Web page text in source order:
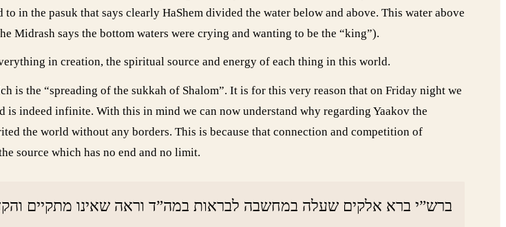
in the pasuk that says clearly HaShem divided the water below and above. This water above
Midrash says the bottom waters were crying and wanting to be the “king”).
in creation, the spiritual source and energy of each thing in this world.
is the “spreading of the sukkah of Shalom”. It is for this very reason that on Friday night we
indeed infinite. With this in mind we can now understand why regarding Yaakov the
the world without any borders. This is because that connection and competition of
source which has no end and no limit.
ברש”י ברא אלקים שעלה במחשבה לבראות במה”ד וראה שאינו מתקיים